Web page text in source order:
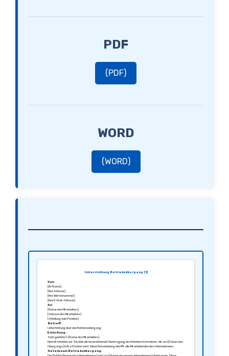
PDF
(PDF)
WORD
(WORD)
Unterrichtung Betriebsübergang (1)
Von:
[Ihr Name]
[Ihre Adresse]
[Ihre Telefonnummer]
[Ihre E-Mail-Adresse]
An:
[Name des Mitarbeiters]
[Adresse des Mitarbeiters]
[Abteilung oder Position]
Betreff:
Unterrichtung über den Betriebsübergang
Einleitung:
Sehr geehrte/r [Name des Mitarbeiters],
hiermit möchten wir Sie über die bevorstehende Übertragung des Betriebs informieren, die am [Datum des
Übergangs] in Kraft treten wird. Diese Entscheidung betrifft alle Mitarbeitenden des Unternehmens.
Details zum Betriebsübergang: